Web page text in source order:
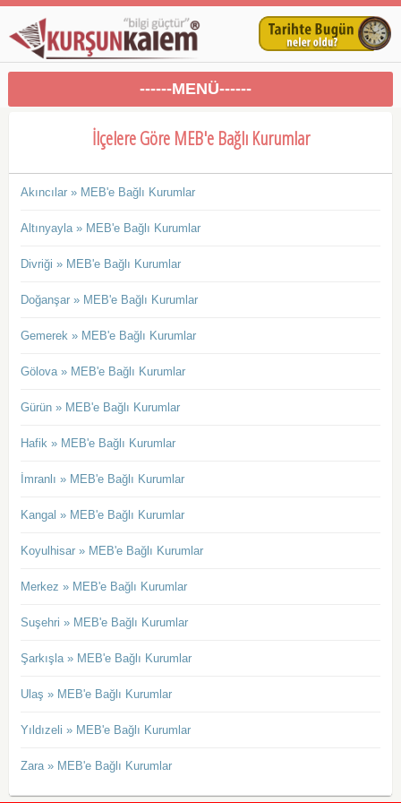
------MENÜ------
İlçelere Göre MEB'e Bağlı Kurumlar
Akıncılar » MEB'e Bağlı Kurumlar
Altınyayla » MEB'e Bağlı Kurumlar
Divriği » MEB'e Bağlı Kurumlar
Doğanşar » MEB'e Bağlı Kurumlar
Gemerek » MEB'e Bağlı Kurumlar
Gölova » MEB'e Bağlı Kurumlar
Gürün » MEB'e Bağlı Kurumlar
Hafik » MEB'e Bağlı Kurumlar
İmranlı » MEB'e Bağlı Kurumlar
Kangal » MEB'e Bağlı Kurumlar
Koyulhisar » MEB'e Bağlı Kurumlar
Merkez » MEB'e Bağlı Kurumlar
Suşehri » MEB'e Bağlı Kurumlar
Şarkışla » MEB'e Bağlı Kurumlar
Ulaş » MEB'e Bağlı Kurumlar
Yıldızeli » MEB'e Bağlı Kurumlar
Zara » MEB'e Bağlı Kurumlar